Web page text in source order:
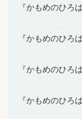
『かもめのひ
『かもめのひ
『かもめのひ
『かもめのひ